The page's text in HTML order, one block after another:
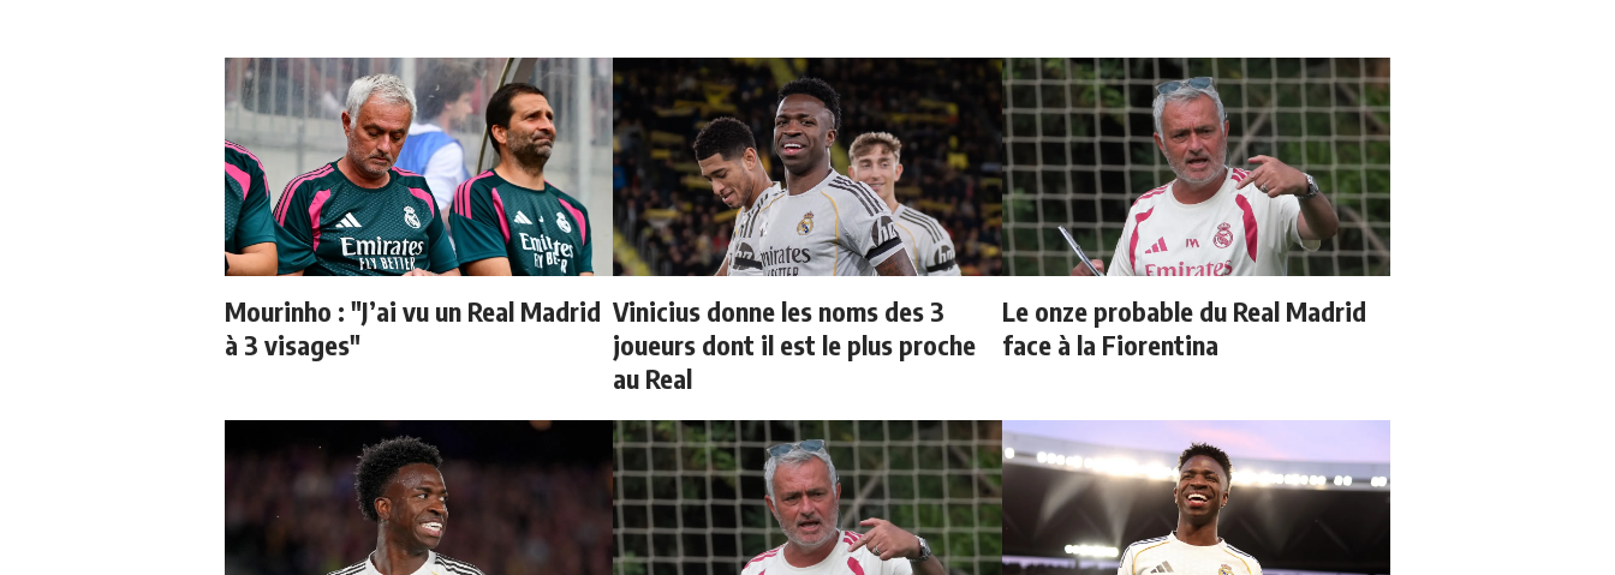
Mourinho : "J’ai vu un Real Madrid
à 3 visages"
Vinicius donne les noms des 3
joueurs dont il est le plus proche
au Real
Le onze probable du Real Madrid
face à la Fiorentina